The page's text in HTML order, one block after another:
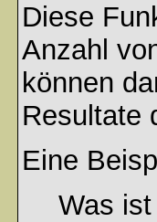
Diese
Anzahl
können
Resultate
Eine
Was